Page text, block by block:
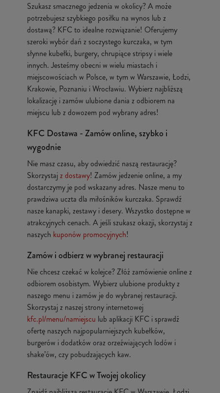
Szukasz smacznego jedzenia w okolicy? A może
potrzebujesz szybkiego posiłku na wynos lub z
dostawą? KFC to idealne rozwiązanie! Oferujemy
szeroki wybór dań z soczystego kurczaka, w tym
słynne kubełki, burgery, chrupiące stripsy i wiele
innych. Jesteśmy obecni w wielu miastach i
miejscowościach w Polsce, w tym w Warszawie, Łodzi,
Krakowie, Poznaniu i Wrocławiu. Wybierz najbliższą
lokalizację i zamów ulubione dania z odbiorem na
miejscu lub z dowozem pod wybrany adres!
KFC Dostawa - Zamów online, szybko i
wygodnie
Nie masz czasu, aby odwiedzić naszą restaurację?
Skorzystajz dostawy! Zamów jedzenie online, a my
dostarczymy je pod wskazany adres. Nasze menu to
prawdziwa uczta dla miłośników kurczaka. Sprawdź
nasze kanapki, zestawy i desery. Wszystko dostępne w
atrakcyjnych cenach. A jeśli szukasz okazji, skorzystaj z
naszych kuponów promocyjnych!
Zamów i odbierz w wybranej restauracji
Nie chcesz czekać w kolejce? Złóż zamówienie online z
odbiorem osobistym. Wybierz ulubione produkty z
naszego menu i zamów je do wybranej restauracji.
Skorzystaj z naszej strony internetowej
kfc.pl/menu/namiejscu lub aplikacji KFC i sprawdź
ofertę naszych najpopularniejszych kubełków,
burgerów i dodatków oraz orzeźwiających lodów i
shake’ów, czy pobudzających kaw.
Restauracje KFC w Twojej okolicy